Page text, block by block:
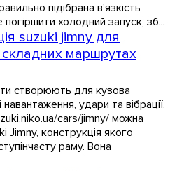
підібрана в'язкість
холодний запуск, зб...
suzuki jimny для
складних маршрутах
створюють для кузова
навантаження, удари та вібрації.
cars/jimny/ можна
Jimny, конструкція якого
раму. Вона